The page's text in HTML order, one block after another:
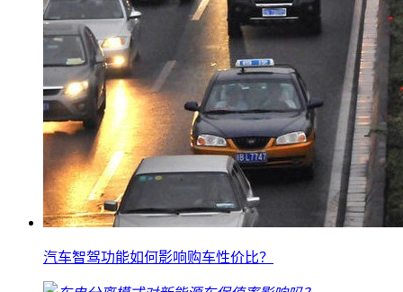
汽车智驾功能如何影响购车性价比？